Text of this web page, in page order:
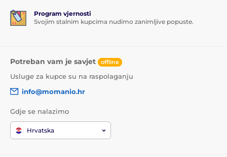
Program vjernosti
Svojim stalnim kupcima nudimo zanimljive popuste.
Potreban vam je savjet offline
Usluge za kupce su na raspolaganju
info@momanio.hr
Gdje se nalazimo
Hrvatska